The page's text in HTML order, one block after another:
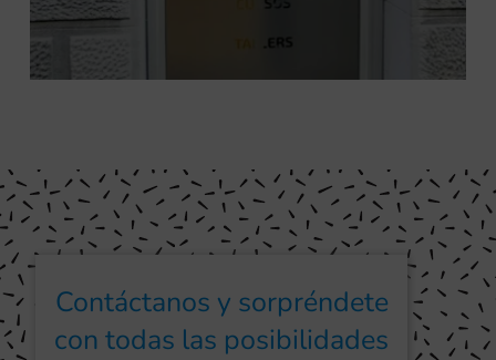
Contáctanos y sorpréndete
con todas las posibilidades